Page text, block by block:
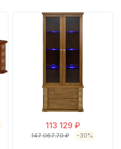
113 129 ₽
147 067.70 ₽ -30%